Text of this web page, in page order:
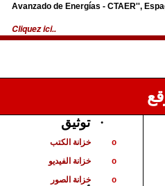
Avanzado de Energías - CTAER'',
Cliquez ici..
· توثيق
o خزانة الكتب
o خزانة الفيديو
o خزانة الصور